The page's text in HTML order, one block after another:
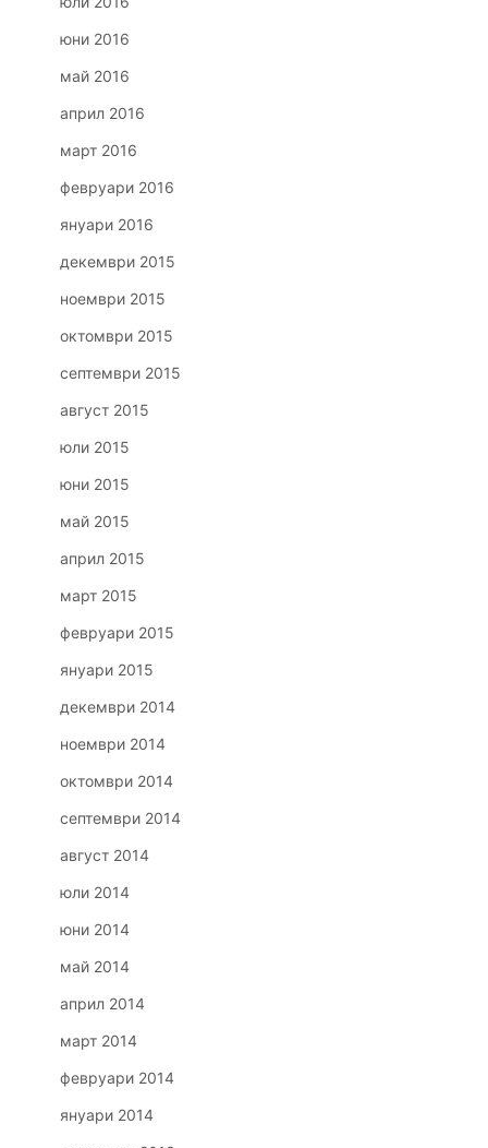
юни 2016
май 2016
април 2016
март 2016
февруари 2016
януари 2016
декември 2015
ноември 2015
октомври 2015
септември 2015
август 2015
юли 2015
юни 2015
май 2015
април 2015
март 2015
февруари 2015
януари 2015
декември 2014
ноември 2014
октомври 2014
септември 2014
август 2014
юли 2014
юни 2014
май 2014
април 2014
март 2014
февруари 2014
януари 2014